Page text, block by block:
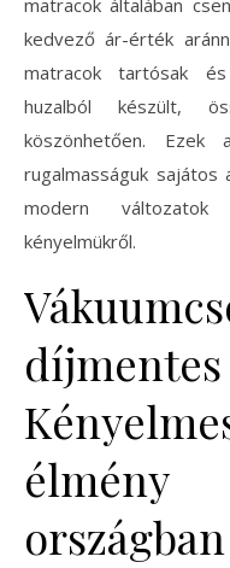
matracok általában
kedvező ár-érték
matracok tartósak
huzalból készült,
köszönhetően.
rugalmasságuk sajátos
modern
kényelmükről.
országban